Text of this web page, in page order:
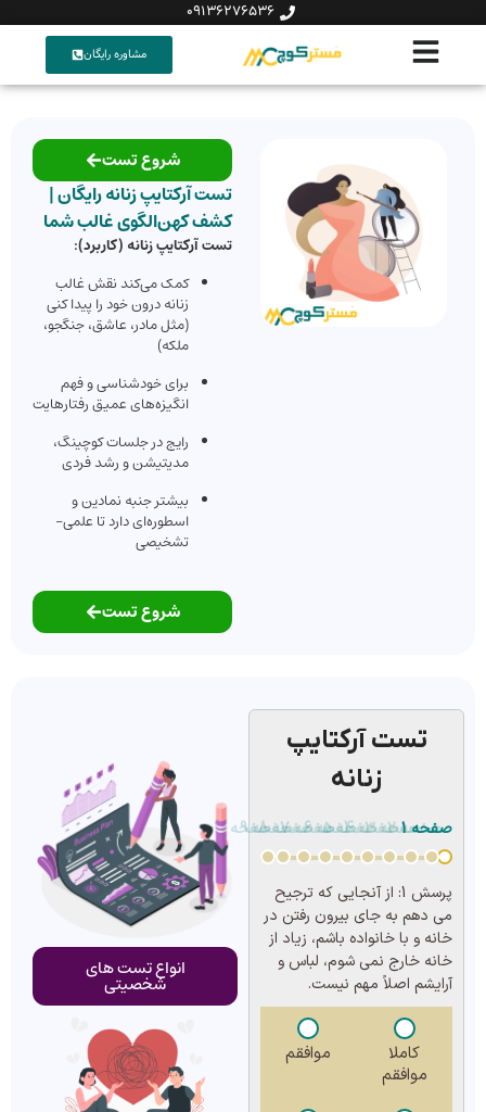
09136276536
مشاوره رایگان
تست آرکتایپ زنانه رایگان |
کشف کهن‌الگوی غالب شما
تست آرکتایپ زنانه (کاربرد):
کمک می‌کند نقش غالب
زنانه درون خود را پیدا کنی
(مثل مادر، عاشق، جنگجو،
ملکه)
برای خودشناسی و فهم
انگیزه‌های عمیق رفتارهایت
رایج در جلسات کوچینگ،
مدیتیشن و رشد فردی
بیشتر جنبه نمادین و
اسطوره‌ای دارد تا علمی-
تشخیصی
شروع تست
شروع تست
تست آرکتایپ
زنانه
صفحه 1
صفحه 2صفحه 3صفحه 4صفحه 5صفحه 6صفحه 7صفحه 8صفحه 9صفحه 10
پرسش 1:
از آنجایی که ترجیح
می دهم به جای بیرون رفتن در
خانه و با خانواده باشم، زیاد از
خانه خارج نمی شوم، لباس و
آرایشم اصلاً مهم نیست.
کاملا
موافقم
موافقم
انواع تست های
شخصیتی